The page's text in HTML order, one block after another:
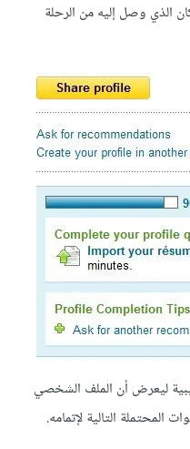
الذي وصل إليه من الرحلة
ليعرض أن الملف الشخصي